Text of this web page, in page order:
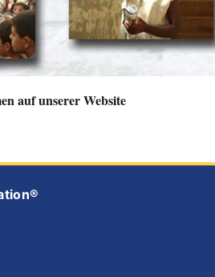
auf unserer Website